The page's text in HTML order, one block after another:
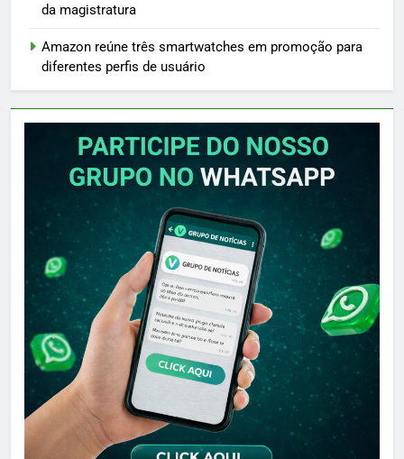
da magistratura
Amazon reúne três smartwatches em promoção para
diferentes perfis de usuário